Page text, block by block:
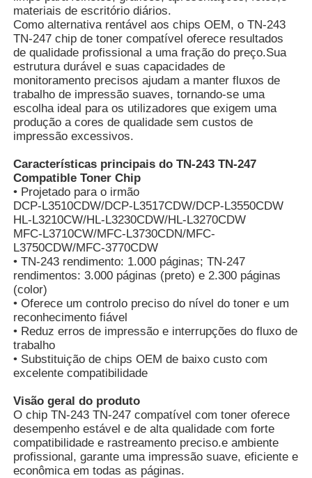
Fale Conosco
notícias
Todos os casos
Pedir um orçamento
HP TONER CHIP
Xerox Toner Chip
Chip de Toner Lexmark
Chipe de tônico Kyocera
Chip de tonificador Samsung
Chip de Toner Canon
materiais de escritório diários.
Como alternativa rentável aos chips OEM, o TN-243
TN-247 chip de toner compatível oferece resultados
de qualidade profissional a uma fração do preço.Sua
estrutura durável e suas capacidades de
monitoramento precisos ajudam a manter fluxos de
trabalho de impressão suaves, tornando-se uma
escolha ideal para os utilizadores que exigem uma
produção a cores de qualidade sem custos de
impressão excessivos.
Características principais do TN-243 TN-247
Compatible Toner Chip
• Projetado para o irmão
DCP-L3510CDW/DCP-L3517CDW/DCP-L3550CDW
HL-L3210CW/HL-L3230CDW/HL-L3270CDW
MFC-L3710CW/MFC-L3730CDN/MFC-
L3750CDW/MFC-3770CDW
• TN-243 rendimento: 1.000 páginas; TN-247
rendimentos: 3.000 páginas (preto) e 2.300 páginas
(color)
• Oferece um controlo preciso do nível do toner e um
reconhecimento fiável
• Reduz erros de impressão e interrupções do fluxo de
trabalho
• Substituição de chips OEM de baixo custo com
excelente compatibilidade
Visão geral do produto
O chip TN-243 TN-247 compatível com toner oferece
desempenho estável e de alta qualidade com forte
compatibilidade e rastreamento preciso.e ambiente
profissional, garante uma impressão suave, eficiente e
econômica em todas as páginas.